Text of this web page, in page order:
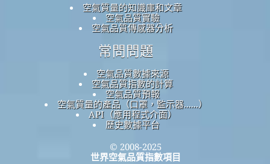
空氣質量的知識庫和文章
空氣品質實驗
空氣品質傳感器分析
常問問題
空氣品質數據來源
空氣品質指數的計算
空氣品質預報
空氣質量的產品（口罩，監示器......）
API（應用程式介面）
歷史數據平台
© 2008-2025
世界空氣品質指數項目